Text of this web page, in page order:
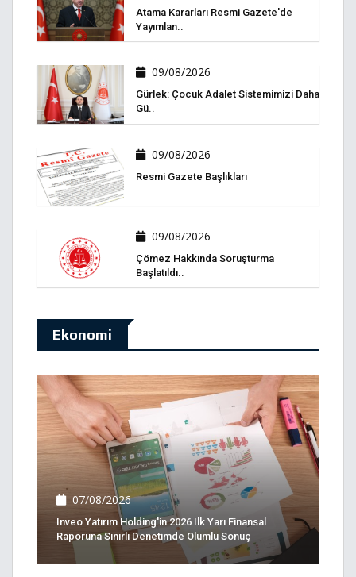
Atama Kararları Resmi Gazete'de
Yayımlan..
09/08/2026
Gürlek: Çocuk Adalet Sistemimizi Daha
Gü..
09/08/2026
Resmi Gazete Başlıkları
09/08/2026
Çömez Hakkında Soruşturma
Başlatıldı..
Ekonomi
07/08/2026
Inveo Yatırım Holding'in 2026 Ilk Yarı Finansal
Raporuna Sınırlı Denetimde Olumlu Sonuç